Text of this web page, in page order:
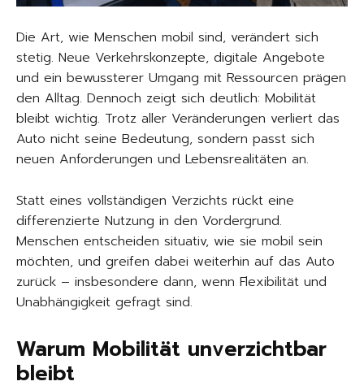
Die Art, wie Menschen mobil sind, verändert sich
stetig. Neue Verkehrskonzepte, digitale Angebote
und ein bewussterer Umgang mit Ressourcen prägen
den Alltag. Dennoch zeigt sich deutlich: Mobilität
bleibt wichtig. Trotz aller Veränderungen verliert das
Auto nicht seine Bedeutung, sondern passt sich
neuen Anforderungen und Lebensrealitäten an.
Statt eines vollständigen Verzichts rückt eine
differenzierte Nutzung in den Vordergrund.
Menschen entscheiden situativ, wie sie mobil sein
möchten, und greifen dabei weiterhin auf das Auto
zurück – insbesondere dann, wenn Flexibilität und
Unabhängigkeit gefragt sind.
Warum Mobilität unverzichtbar
bleibt